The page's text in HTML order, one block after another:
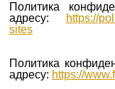
Политика
адресу:
https://
sites
Политика
адресу: https://